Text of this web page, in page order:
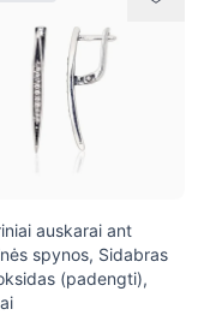
auskarai ant
spynos, Sidabras
(padengti),